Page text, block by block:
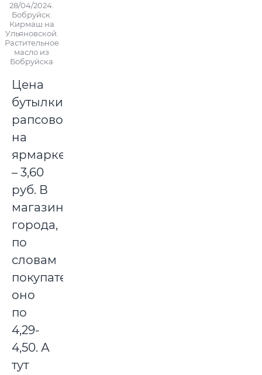
28/04/2024.
Бобруйск.
Кирмаш на
Ульяновской.
Растительное
масло из
Бобруйска
Цена
бутылки
рапсового
на
ярмарке
– 3,60
руб. В
магазинах
города,
по
словам
покупателей,
оно
по
4,29-
4,50. А
тут